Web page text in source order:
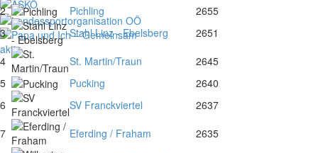
2
Pichling 2655
3
Stahl Linz - Ebelsberg 2651
4
St. Martin/Traun 2645
5
Pucking 2640
6
SV Franckviertel 2637
7
Eferding / Fraham 2635